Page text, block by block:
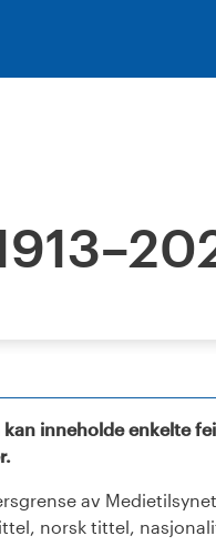
inneholde enkelte
av
norsk tittel,